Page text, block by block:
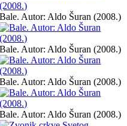
Bale. Autor: Aldo Šuran (2008.)
Bale. Autor: Aldo Šuran (2008.)
Bale. Autor: Aldo Šuran (2008.)
Bale. Autor: Aldo Šuran (2008.)